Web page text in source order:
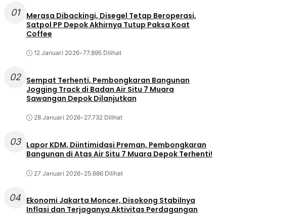
01
Merasa Dibackingi, Disegel Tetap Beroperasi,
Satpol PP Depok Akhirnya Tutup Paksa Koat
Coffee
12 Januari 2026•77.895 Dilihat
02
Sempat Terhenti, Pembongkaran Bangunan
Jogging Track di Badan Air Situ 7 Muara
Sawangan Depok Dilanjutkan
28 Januari 2026• 27.732 Dilihat
03
Lapor KDM, Diintimidasi Preman, Pembongkaran
Bangunan di Atas Air Situ 7 Muara Depok Terhenti!
27 Januari 2026• 25.686 Dilihat
04 Ekonomi Jakarta Moncer, Disokong Stabilnya
Inflasi dan Terjaganya Aktivitas Perdagangan